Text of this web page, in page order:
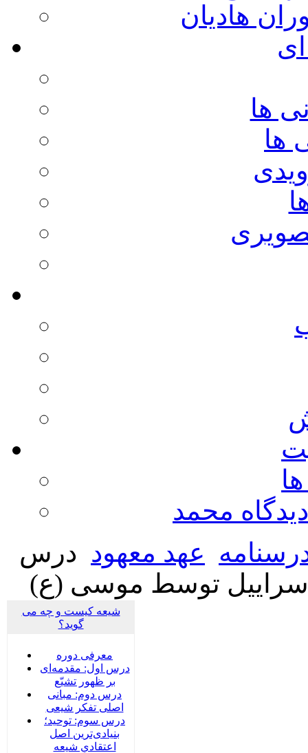
هادیان
ها
ها
محمد
عهد معهود درس
اسراییل توسط موسی (ع)
شیعه کیست و چه می
گوید؟
معرفی دوره
درس اول: مقدمه‌ای
بر ظهور تشیّع
درس دوم: مبانی
اصلی تفکر شیعی
درس سوم: توحید؛
بنیادی‌‌ترین اصل
اعتقادیِ شیعه